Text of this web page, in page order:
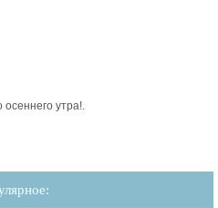
осеннего утра!.